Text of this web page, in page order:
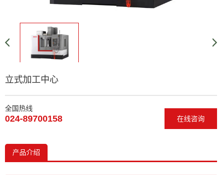
立式加工中心
在线咨询
全国热线
024-89700158
产品介绍